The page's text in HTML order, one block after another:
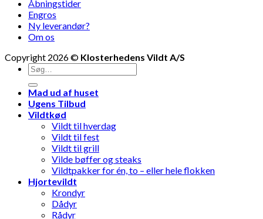
Åbningstider
Engros
Ny leverandør?
Om os
Copyright 2026 © Klosterhedens Vildt A/S
Søg
efter:
Mad ud af huset
Ugens Tilbud
Vildtkød
Vildt til hverdag
Vildt til fest
Vildt til grill
Vilde bøffer og steaks
Vildtpakker for én, to – eller hele flokken
Hjortevildt
Krondyr
Dådyr
Rådyr